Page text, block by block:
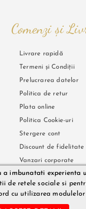
Comenzi și
Livrare rapidă
Termeni și Condiții
Prelucrarea datelor
Politica de retur
Plata online
Politica Cookie-uri
Stergere cont
Discount de fidelitate
Vanzari corporate
Tracking AWB
a imbunatati experienta
retele sociale si
cu utilizarea modulelor